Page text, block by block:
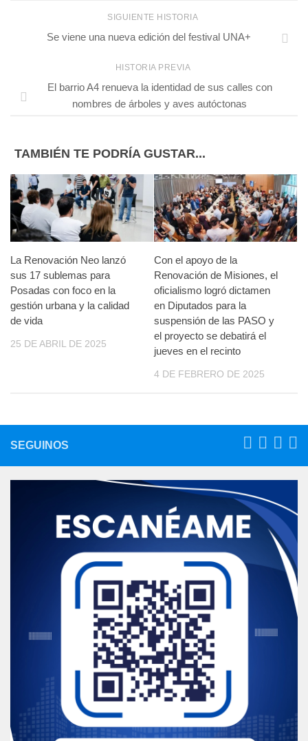
SIGUIENTE HISTORIA
Se viene una nueva edición del festival UNA+
HISTORIA PREVIA
El barrio A4 renueva la identidad de sus calles con
nombres de árboles y aves autóctonas
TAMBIÉN TE PODRÍA GUSTAR...
La Renovación Neo lanzó
sus 17 sublemas para
Posadas con foco en la
gestión urbana y la calidad
de vida
25 DE ABRIL DE 2025
Con el apoyo de la
Renovación de Misiones, el
oficialismo logró dictamen
en Diputados para la
suspensión de las PASO y
el proyecto se debatirá el
jueves en el recinto
4 DE FEBRERO DE 2025
SEGUINOS